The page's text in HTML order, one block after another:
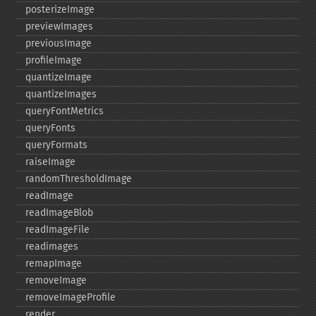
posterizeImage
previewImages
previousImage
profileImage
quantizeImage
quantizeImages
queryFontMetrics
queryFonts
queryFormats
raiseImage
randomThresholdImage
readImage
readImageBlob
readImageFile
readimages
remapImage
removeImage
removeImageProfile